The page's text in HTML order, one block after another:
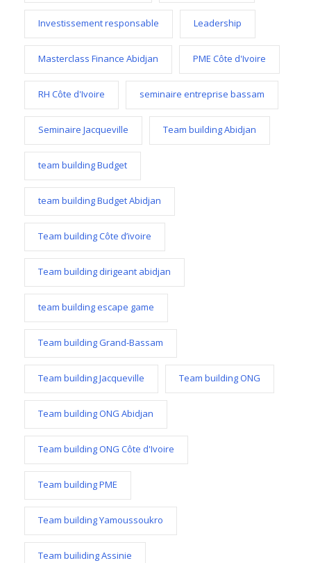
Investissement responsable Leadership
Masterclass Finance Abidjan PME Côte d'Ivoire
RH Côte d'Ivoire seminaire entreprise bassam
Seminaire Jacqueville Team building Abidjan
team building Budget
team building Budget Abidjan
Team building Côte d’ivoire
Team building dirigeant abidjan
team building escape game
Team building Grand-Bassam
Team building Jacqueville Team building ONG
Team building ONG Abidjan
Team building ONG Côte d'Ivoire
Team building PME
Team building Yamoussoukro
Team builiding Assinie